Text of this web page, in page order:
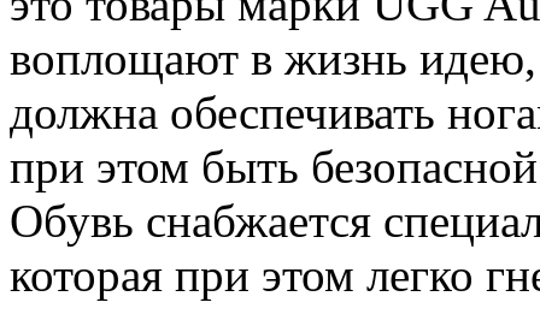
воплощают в жизнь
должна обеспечивать
при этом быть
Обувь снабжается
которая при этом легко